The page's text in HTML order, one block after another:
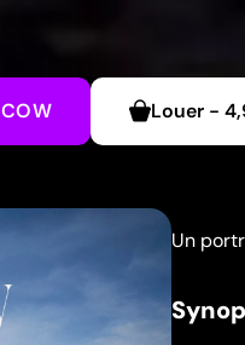
COW Louer -
Un